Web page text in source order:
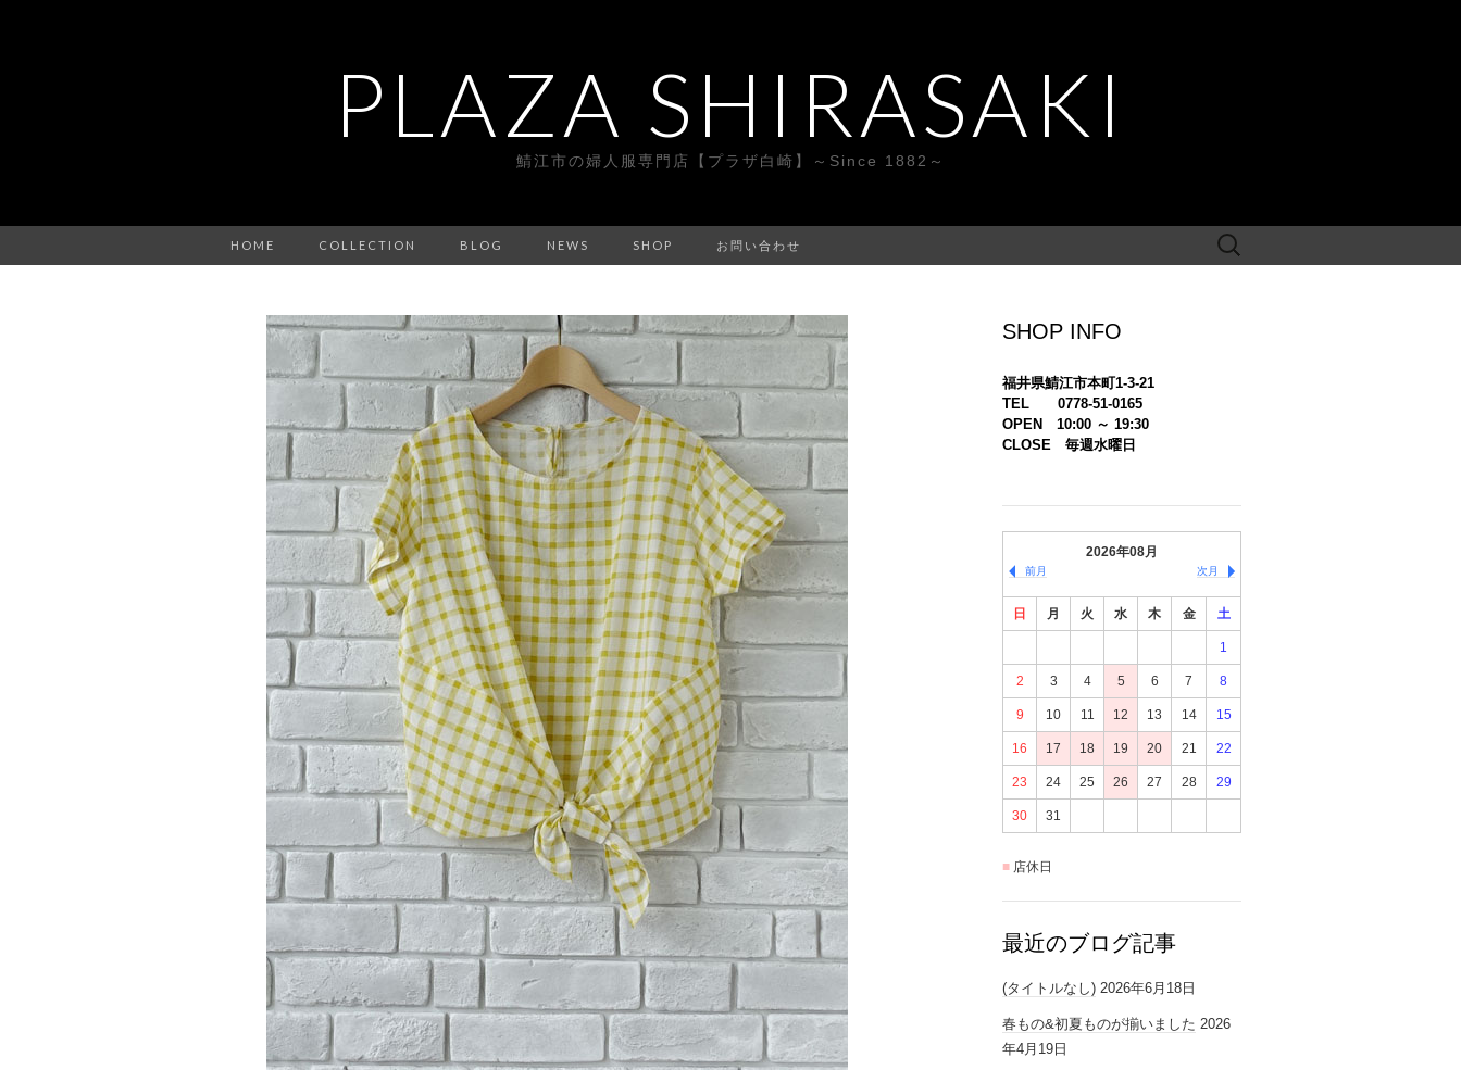
PLAZA SHIRASAKI
鯖江市の婦人服専門店【プラザ白崎】～Since 1882～
HOME COLLECTION BLOG NEWS SHOP お問い合わせ
検
索:
SHOP INFO
福井県鯖江市本町1-3-21
TEL 0778-51-0165
OPEN 10:00 ～ 19:30
CLOSE 毎週水曜日
2026年08月
前月 次月
日 月 火 水 木 金 土
1
2 3 4 5 6 7 8
9 10 11 12 13 14 15
16 17 18 19 20 21 22
23 24 25 26 27 28 29
30 31
店休日
最近のブログ記事
(タイトルなし) 2026年6月18日
春もの&初夏ものが揃いました 2026
年4月19日